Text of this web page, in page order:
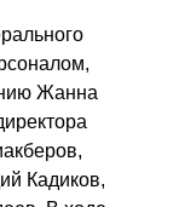
Жанна
Кадиков,